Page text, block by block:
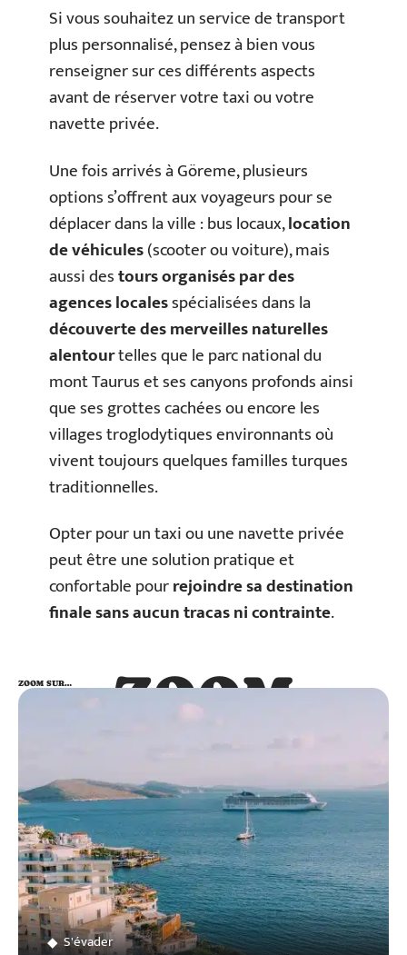
Si vous souhaitez un service de transport
plus personnalisé, pensez à bien vous
renseigner sur ces différents aspects
avant de réserver votre taxi ou votre
navette privée.
Une fois arrivés à Göreme, plusieurs
options s’offrent aux voyageurs pour se
déplacer dans la ville : bus locaux,location
de véhicules(scooter ou voiture), mais
aussi destours organisés par des
agences localesspécialisées dans la
découverte des merveilles naturelles
alentourtelles que le parc national du
mont Taurus et ses canyons profonds ainsi
que ses grottes cachées ou encore les
villages troglodytiques environnants où
vivent toujours quelques familles turques
traditionnelles.
Opter pour un taxi ou une navette privée
peut être une solution pratique et
confortable pourrejoindre sa destination
finale sans aucun tracas ni contrainte.
ZOOM
SUR…
ZOOM SUR…
S'évader